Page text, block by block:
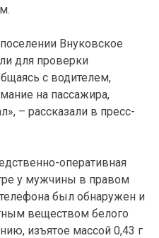
Внуковское
для проверки
с водителем,
на пассажира,
– рассказали в пресс-
оперативная
у мужчины в правом
был обнаружен и
веществом белого
изъятое массой 0,43 г